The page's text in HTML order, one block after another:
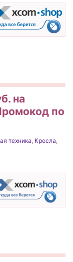
на
по
техника, Кресла,